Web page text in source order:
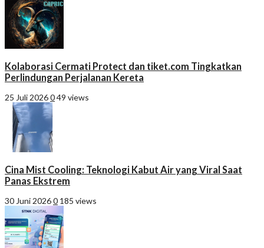
Kolaborasi Cermati Protect dan tiket.com Tingkatkan
Perlindungan Perjalanan Kereta
25 Juli 2026049 views
Cina Mist Cooling: Teknologi Kabut Air yang Viral Saat
Panas Ekstrem
30 Juni 20260 185 views